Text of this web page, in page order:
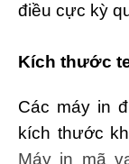
điều cực kỳ
Kích thước
Các máy in
kích thước
Máy in mã